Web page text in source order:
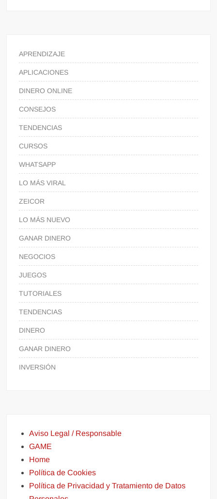
APRENDIZAJE
APLICACIONES
DINERO ONLINE
CONSEJOS
TENDENCIAS
CURSOS
WHATSAPP
LO MÁS VIRAL
ZEICOR
LO MÁS NUEVO
GANAR DINERO
NEGOCIOS
JUEGOS
TUTORIALES
TENDENCIAS
DINERO
GANAR DINERO
INVERSIÓN
Aviso Legal / Responsable
GAME
Home
Política de Cookies
Política de Privacidad y Tratamiento de Datos